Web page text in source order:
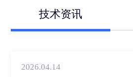
技术资讯
2026.04.14